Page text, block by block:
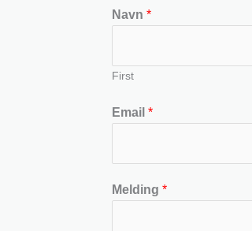
Navn*
First
Email*
Melding*